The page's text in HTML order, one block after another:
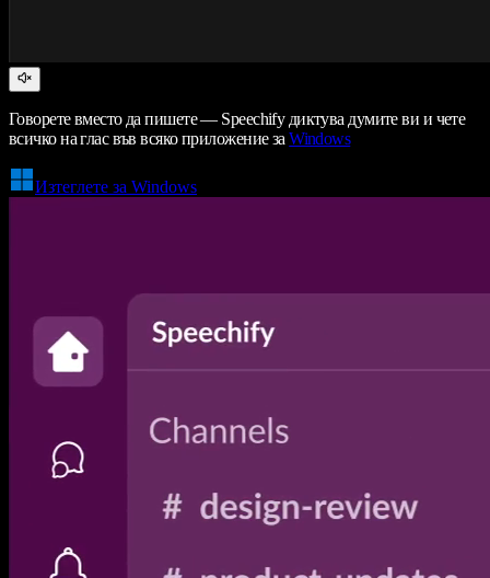
Говорете вместо да пишете — Speechify диктува думите ви и чете
всичко на глас във всяко приложение заWindows
Изтеглете за Windows